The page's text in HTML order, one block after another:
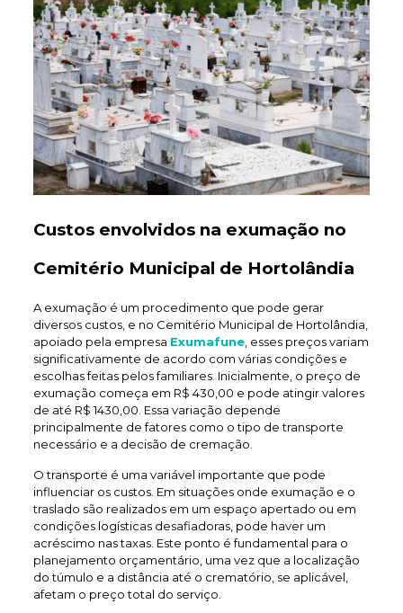
Custos envolvidos na exumação no
Cemitério Municipal de Hortolândia
A exumação é um procedimento que pode gerar
diversos custos, e no Cemitério Municipal de Hortolândia,
apoiado pela empresa Exumafune, esses preços variam
significativamente de acordo com várias condições e
escolhas feitas pelos familiares. Inicialmente, o preço de
exumação começa em R$ 430,00 e pode atingir valores
de até R$ 1430,00. Essa variação depende
principalmente de fatores como o tipo de transporte
necessário e a decisão de cremação.
O transporte é uma variável importante que pode
influenciar os custos. Em situações onde exumação e o
traslado são realizados em um espaço apertado ou em
condições logísticas desafiadoras, pode haver um
acréscimo nas taxas. Este ponto é fundamental para o
planejamento orçamentário, uma vez que a localização
do túmulo e a distância até o crematório, se aplicável,
afetam o preço total do serviço.